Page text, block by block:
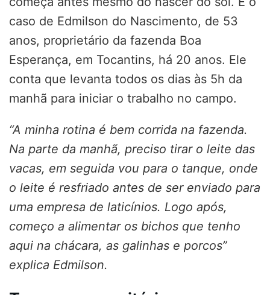
caso de Edmilson do Nascimento, de 53
anos, proprietário da fazenda Boa
Esperança, em Tocantins, há 20 anos. Ele
conta que levanta todos os dias às 5h da
manhã para iniciar o trabalho no campo.
“A minha rotina é bem corrida na fazenda.
Na parte da manhã, preciso tirar o leite das
vacas, em seguida vou para o tanque, onde
o leite é resfriado antes de ser enviado para
uma empresa de laticínios. Logo após,
começo a alimentar os bichos que tenho
aqui na chácara, as galinhas e porcos”
explica Edmilson.